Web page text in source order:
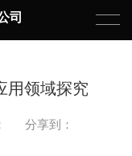
司
用领域探究
分享到：